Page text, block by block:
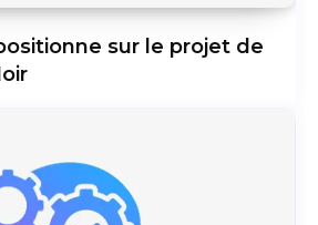
sur le projet de